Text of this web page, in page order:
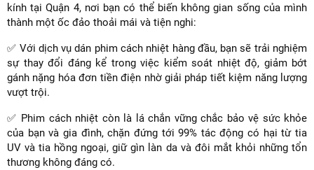
kính tại Quận 4, nơi bạn có thể biến không gian sống của mình
thành một ốc đảo thoải mái và tiện nghi:
✅ Với dịch vụ dán phim cách nhiệt hàng đầu, bạn sẽ trải nghiệm
sự thay đổi đáng kể trong việc kiểm soát nhiệt độ, giảm bớt
gánh nặng hóa đơn tiền điện nhờ giải pháp tiết kiệm năng lượng
vượt trội.
✅ Phim cách nhiệt còn là lá chắn vững chắc bảo vệ sức khỏe
của bạn và gia đình, chặn đứng tới 99% tác động có hại từ tia
UV và tia hồng ngoại, giữ gìn làn da và đôi mắt khỏi những tổn
thương không đáng có.